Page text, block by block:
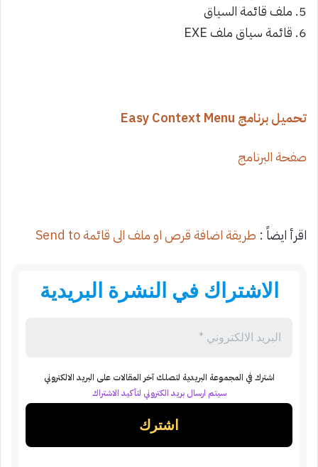
5. ملف قائمة السياق
6. قائمة سياق ملف EXE
تحميل برنامج Easy Context Menu
صفحة البرنامج
اقرأ ايضاً : طريقة اضافة قرص او ملف الى قائمة Send to
الاشتراك في النشرة البريدية
اشترك في المجموعة البريدية لتصلك آخر المقالات على البريد الالكتروني
سيتم ارسال بريد الكتروني لتأكيد الاشتراك